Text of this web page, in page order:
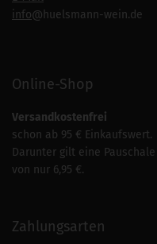
info@huelsmann-wein.de
Online-Shop
Versandkostenfrei
schon ab 95 € Einkaufswert.
Darunter gilt eine Pauschale
von nur 6,95 €.
Zahlungsarten